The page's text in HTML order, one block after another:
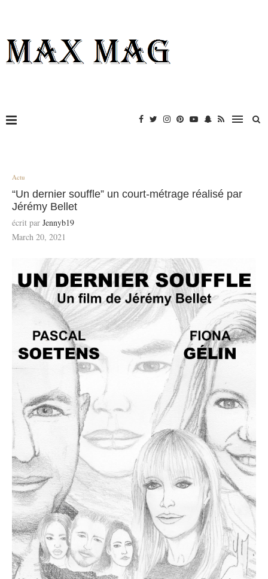
Actu
“Un dernier souffle” un court-métrage réalisé par
Jérémy Bellet
écrit par Jennyb19
March 20, 2021